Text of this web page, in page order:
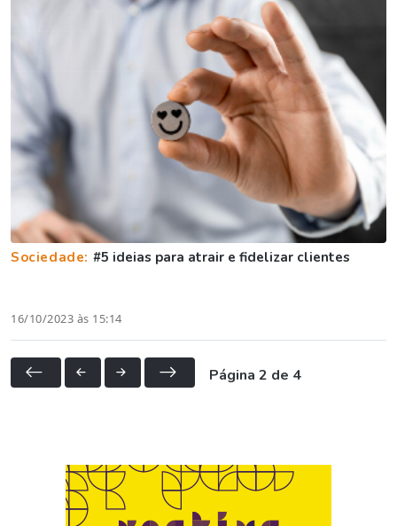
Sociedade: #5 ideias para atrair e fidelizar clientes
16/10/2023 às 15:14
Página 2 de 4